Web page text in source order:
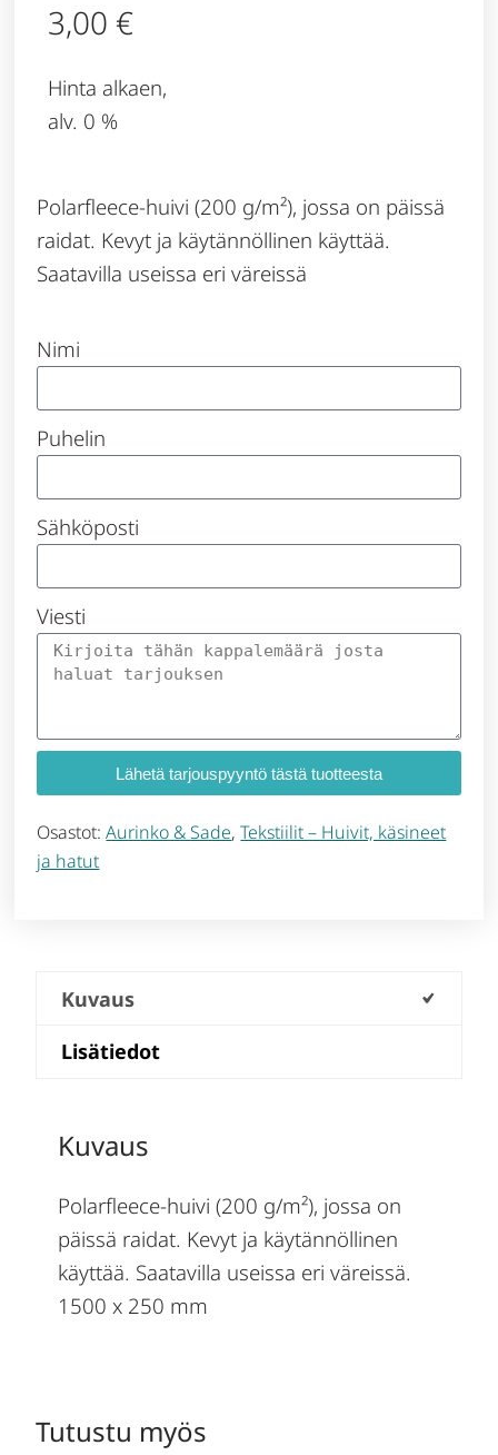
3,00 €
Hinta alkaen,
alv. 0 %
Polarfleece-huivi (200 g/m²), jossa on päissä
raidat. Kevyt ja käytännöllinen käyttää.
Saatavilla useissa eri väreissä
Nimi
Puhelin
Sähköposti
Viesti
Lähetä tarjouspyyntö tästä tuotteesta
Osastot:Aurinko & Sade,Tekstiilit – Huivit, käsineet
ja hatut
Kuvaus
Lisätiedot
Kuvaus
Polarfleece-huivi (200 g/m²), jossa on
päissä raidat. Kevyt ja käytännöllinen
käyttää. Saatavilla useissa eri väreissä.
1500 x 250 mm
Tutustu myös